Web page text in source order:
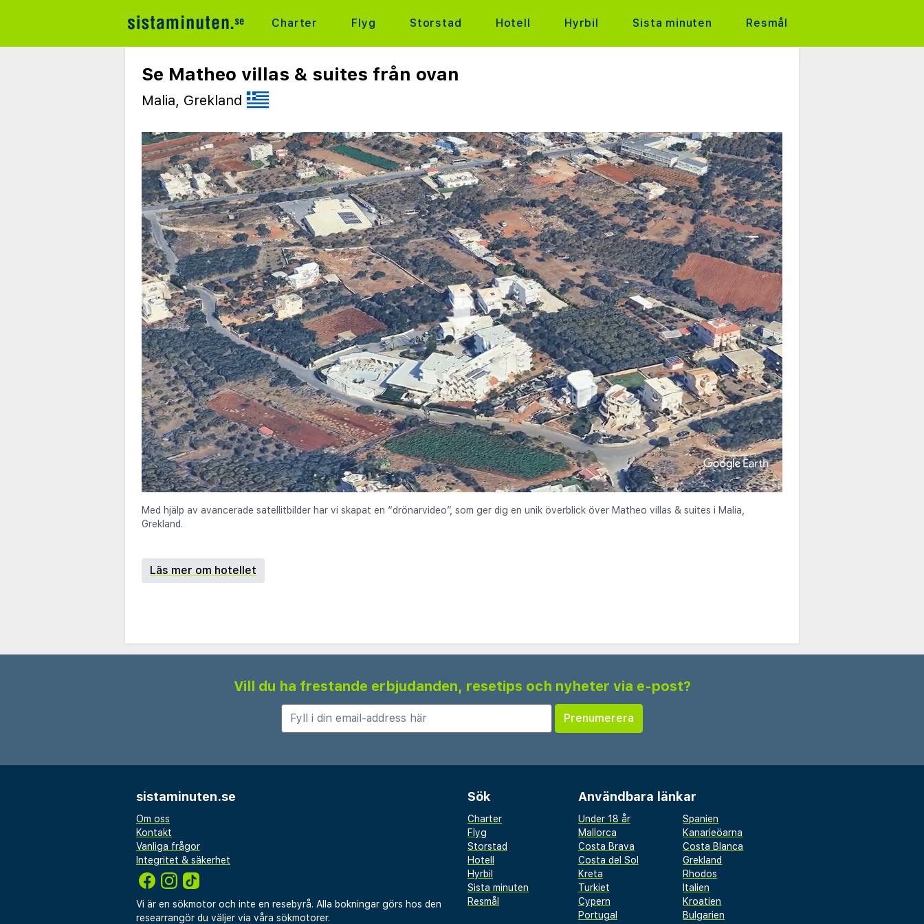
Charter Flyg Storstad Hotell Hyrbil Sista minuten Resmål
Se Matheo villas & suites från ovan
Malia, Grekland
Med hjälp av avancerade satellitbilder har vi skapat en “drönarvideo”, som ger dig en unik överblick över Matheo villas & suites i Malia,
Grekland.
Läs mer om hotellet
Vill du ha frestande erbjudanden, resetips och nyheter via e-post?
sistaminuten.se
Om oss
Kontakt
Vanliga frågor
Integritet & säkerhet
Vi är en sökmotor och inte en resebyrå. Alla bokningar görs hos den
researrangör du väljer via våra sökmotorer.
Sök
Charter
Flyg
Storstad
Hotell
Hyrbil
Sista minuten
Resmål
Användbara länkar
Under 18 år
Spanien
Mallorca
Kanarieöarna
Costa Brava
Costa Blanca
Costa del Sol
Grekland
Kreta
Rhodos
Turkiet
Italien
Cypern
Kroatien
Portugal
Bulgarien